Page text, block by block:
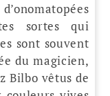
sortes qui
sont souvent
du magicien,
Bilbo vêtus de